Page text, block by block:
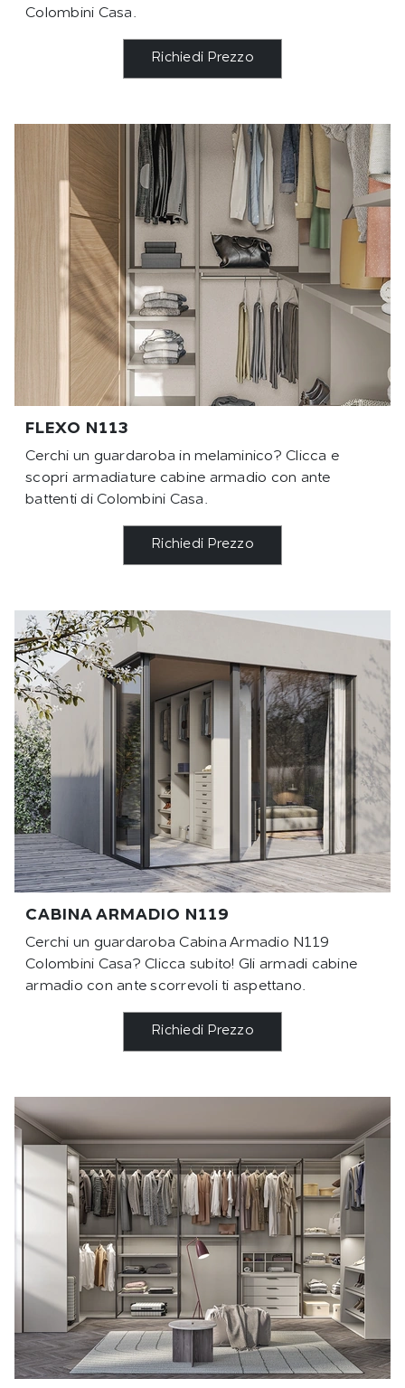
Colombini Casa.
Richiedi Prezzo
FLEXO N113
Cerchi un guardaroba in melaminico? Clicca e
scopri armadiature cabine armadio con ante
battenti di Colombini Casa.
Richiedi Prezzo
CABINA ARMADIO N119
Cerchi un guardaroba Cabina Armadio N119
Colombini Casa? Clicca subito! Gli armadi cabine
armadio con ante scorrevoli ti aspettano.
Richiedi Prezzo